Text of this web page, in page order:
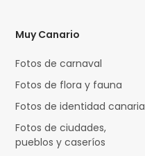
Muy Canario
Fotos de carnaval
Fotos de flora y fauna
Fotos de identidad canaria
Fotos de ciudades,
pueblos y caseríos